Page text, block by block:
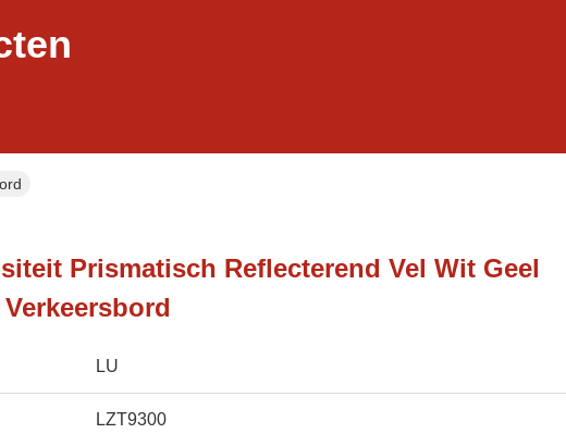
Prismatisch Reflecterend Vel Wit Geel
LU
LZT9300